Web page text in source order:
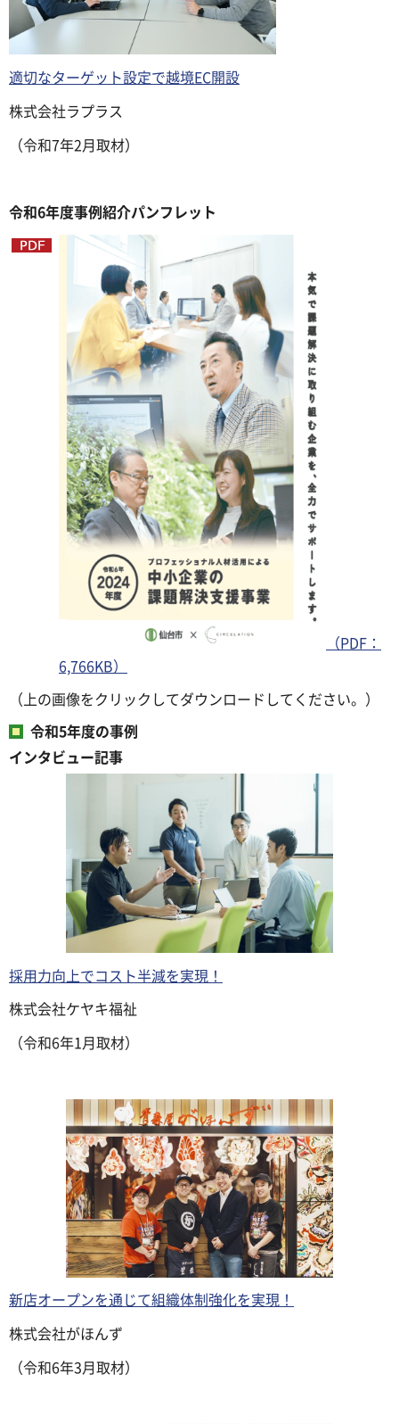
適切なターゲット設定で越境EC開設
株式会社ラプラス
（令和7年2月取材）
令和6年度事例紹介パンフレット
（PDF：
6,766KB）
（上の画像をクリックしてダウンロードしてください。）
令和5年度の事例
インタビュー記事
採用力向上でコスト半減を実現！
株式会社ケヤキ福祉
（令和6年1月取材）
新店オープンを通じて組織体制強化を実現！
株式会社がほんず
（令和6年3月取材）